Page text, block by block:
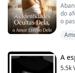
Ela
ser
do
o
O
A
5.5k